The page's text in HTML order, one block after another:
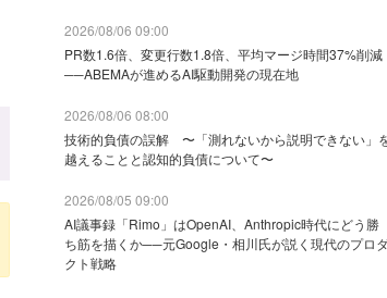
2026/08/06 09:00
PR数1.6倍、変更行数1.8倍、平均マージ時間37%削減
──ABEMAが進めるAI駆動開発の現在地
2026/08/06 08:00
技術的負債の誤解 〜「測れないから説明できない」
越えることと認知的負債について〜
2026/08/05 09:00
AI議事録「Rimo」はOpenAI、Anthropic時代にどう勝
ち筋を描くか──元Google・相川氏が説く現代のプロ
クト戦略